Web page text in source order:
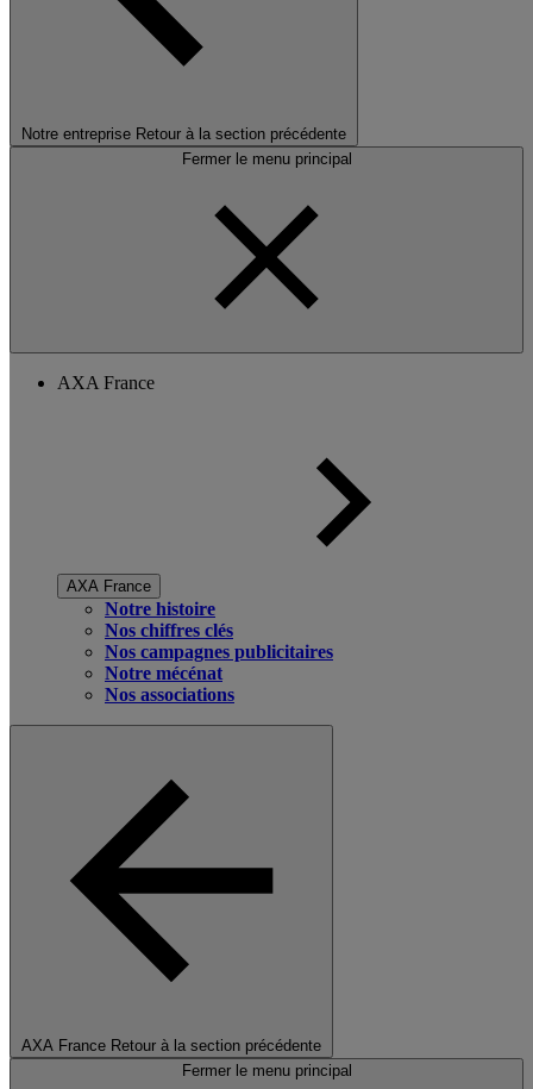
Notre entreprise Retour à la section précédente
Fermer le menu principal
AXA France
AXA France
Notre histoire
Nos chiffres clés
Nos campagnes publicitaires
Notre mécénat
Nos associations
AXA France Retour à la section précédente
Fermer le menu principal